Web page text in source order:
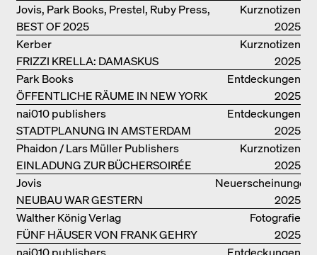
Kurznotizen
BEST OF 2025
Jovis, Park Books, Prestel, Ruby Press,
Scheidegger Spiess, Steidl, Thames &
Hudson, Walther König
2025
Kurznotizen
FRIZZI KRELLA: DAMASKUS
Kerber
2025
Entdeckungen
ÖFFENTLICHE RÄUME IN NEW YORK
Park Books
2025
Entdeckungen
STADTPLANUNG IN AMSTERDAM
nai010 publishers
2025
Kurznotizen
EINLADUNG ZUR BÜCHERSOIRÉE
Phaidon / Lars Müller Publishers
2025
Neuerscheinungen
NEUBAU WAR GESTERN
Jovis
2025
Fotografie
FÜNF HÄUSER VON FRANK GEHRY
Walther König Verlag
2025